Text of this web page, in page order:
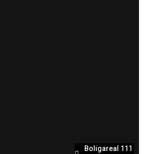
Boligareal 111